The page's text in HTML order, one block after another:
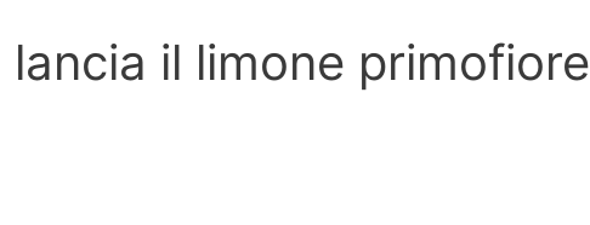
il limone primofiore